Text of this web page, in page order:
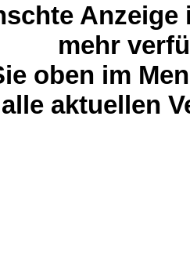
mehr
oben im
aktuellen